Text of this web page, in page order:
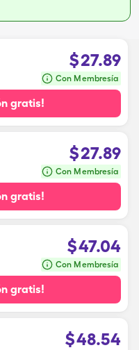
$27.89
Con Membresía
gratis!
$27.89
Con Membresía
gratis!
$47.04
Con Membresía
gratis!
$48.54